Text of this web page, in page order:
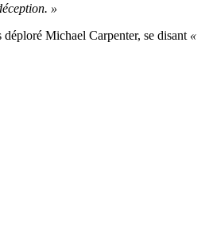
»
déploré Michael Carpenter, se disant «